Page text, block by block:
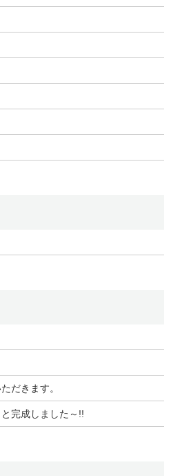
だきます。
完成しました～!!